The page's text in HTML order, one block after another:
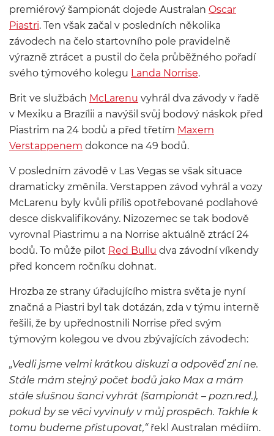
premiérový šampionát dojede Australan Oscar
Piastri. Ten však začal v posledních několika
závodech na čelo startovního pole pravidelně
výrazně ztrácet a pustil do čela průběžného pořadí
svého týmového kolegu Landa Norrise.
Brit ve službách McLarenu vyhrál dva závody v řadě
v Mexiku a Brazílii a navýšil svůj bodový náskok před
Piastrim na 24 bodů a před třetím Maxem
Verstappenem dokonce na 49 bodů.
V posledním závodě v Las Vegas se však situace
dramaticky změnila. Verstappen závod vyhrál a vozy
McLarenu byly kvůli příliš opotřebované podlahové
desce diskvalifikovány. Nizozemec se tak bodově
vyrovnal Piastrimu a na Norrise aktuálně ztrácí 24
bodů. To může pilot Red Bullu dva závodní víkendy
před koncem ročníku dohnat.
Hrozba ze strany úřadujícího mistra světa je nyní
značná a Piastri byl tak dotázán, zda v týmu interně
řešili, že by upřednostnili Norrise před svým
týmovým kolegou ve dvou zbývajících závodech:
„Vedli jsme velmi krátkou diskuzi a odpověď zní ne.
Stále mám stejný počet bodů jako Max a mám
stále slušnou šanci vyhrát (šampionát – pozn.red.),
pokud by se věci vyvinuly v můj prospěch. Takhle k
tomu budeme přistupovat,“řekl Australan médiím.